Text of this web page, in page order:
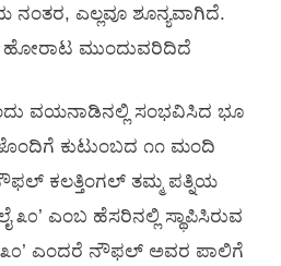
ನಂತರ, ಎಲ್ಲವೂ ಶೂನ್ಯವಾಗಿದೆ.
ಹೋರಾಟ ಮುಂದುವರಿದಿದೆ
ವಯನಾಡಿನಲ್ಲಿ ಸಂಭವಿಸಿದ ಭೂ
ಕುಟುಂಬದ ೧೧ ಮಂದಿ
ನೌಫಲ್ ಕಲತ್ತಿಂಗಲ್ ತಮ್ಮ ಪತ್ನಿಯ
೩೦’ ಎಂಬ ಹೆಸರಿನಲ್ಲಿ ಸ್ಥಾಪಿಸಿರುವ
೩೦’ ಎಂದರೆ ನೌಫಲ್ ಅವರ ಪಾಲಿಗೆ